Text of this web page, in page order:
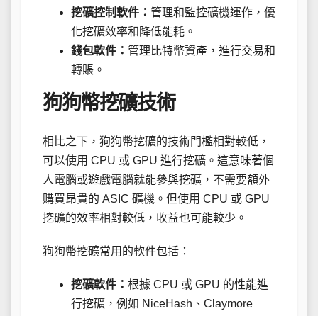
挖礦控制軟件： 管理和監控礦機運作，優
化挖礦效率和降低能耗。
錢包軟件： 管理比特幣資產，進行交易和
轉賬。
狗狗幣挖礦技術
相比之下，狗狗幣挖礦的技術門檻相對較低，
可以使用 CPU 或 GPU 進行挖礦。這意味著個
人電腦或遊戲電腦就能參與挖礦，不需要額外
購買昂貴的 ASIC 礦機。但使用 CPU 或 GPU
挖礦的效率相對較低，收益也可能較少。
狗狗幣挖礦常用的軟件包括：
挖礦軟件： 根據 CPU 或 GPU 的性能進
行挖礦，例如 NiceHash、Claymore